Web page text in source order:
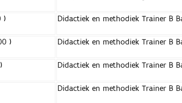
)
Didactiek en methodiek Trainer B
)
Didactiek en methodiek Trainer B
Didactiek en methodiek Trainer B
Didactiek en methodiek Trainer B